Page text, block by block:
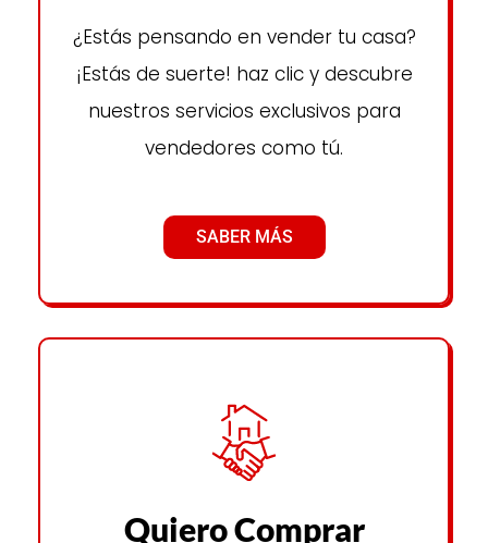
¿Estás pensando en vender tu casa?
¡Estás de suerte! haz clic y descubre
nuestros servicios exclusivos para
vendedores como tú.
SABER MÁS
Quiero Comprar